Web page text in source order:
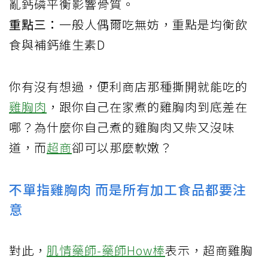
亂鈣磷平衡影響骨質。
重點三： 一般人偶爾吃無妨，重點是均衡飲
食與補鈣維生素D
你有沒有想過，便利商店那種撕開就能吃的
雞胸肉 ，跟你自己在家煮的雞胸肉到底差在
哪？為什麼你自己煮的雞胸肉又柴又沒味
道，而超商卻可以那麼軟嫩？
不單指雞胸肉 而是所有加工食品都要注
意
對此， 肌情藥師-藥師How棒表示，超商雞胸